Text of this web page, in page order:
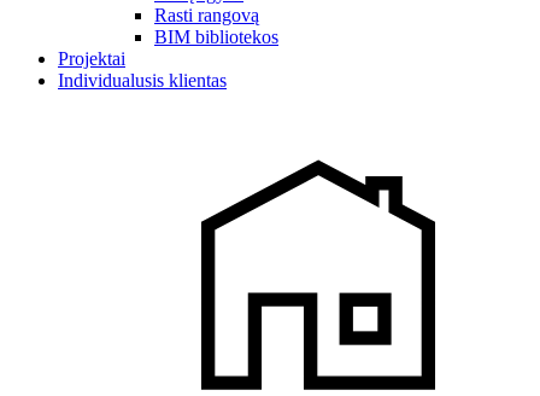
Rasti rangovą
BIM bibliotekos
Projektai
Individualusis klientas